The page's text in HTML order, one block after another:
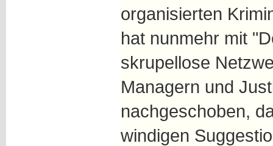
organisierten
hat nunmehr mit
skrupellose
Managern und
nachgeschoben,
windigen